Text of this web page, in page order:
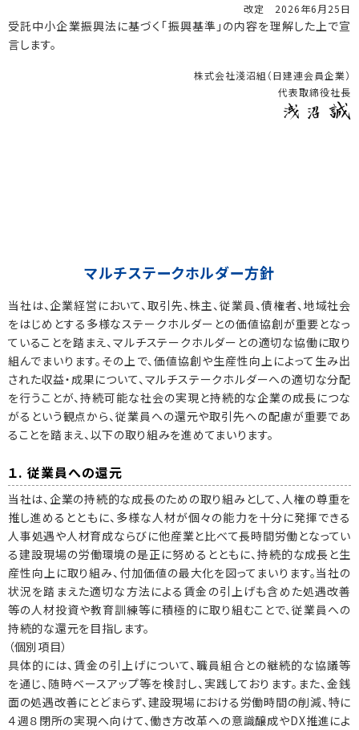
改定 2026年6月25日
受託中小企業振興法に基づく「振興基準」の内容を理解した上で宣
言します。
株式会社淺沼組（日建連会員企業）
代表取締役社長
マルチステークホルダー方針
当社は、企業経営において、取引先、株主、従業員、債権者、地域社会
をはじめとする多様なステークホルダーとの価値協創が重要となっ
ていることを踏まえ、マルチステークホルダーとの適切な協働に取り
組んでまいります。その上で、価値協創や生産性向上によって生み出
された収益・成果について、マルチステークホルダーへの適切な分配
を行うことが、持続可能な社会の実現と持続的な企業の成長につな
がるという観点から、従業員への還元や取引先への配慮が重要であ
ることを踏まえ、以下の取り組みを進めてまいります。
１. 従業員への還元
当社は、企業の持続的な成長のための取り組みとして、人権の尊重を
推し進めるとともに、多様な人材が個々の能力を十分に発揮できる
人事処遇や人材育成ならびに他産業と比べて長時間労働となってい
る建設現場の労働環境の是正に努めるとともに、持続的な成長と生
産性向上に取り組み、付加価値の最大化を図ってまいります。当社の
状況を踏まえた適切な方法による賃金の引上げも含めた処遇改善
等の人材投資や教育訓練等に積極的に取り組むことで、従業員への
持続的な還元を目指します。
（個別項目）
具体的には、賃金の引上げについて、職員組合との継続的な協議等
を通じ、随時ベースアップ等を検討し、実践しております。また、金銭
面の処遇改善にとどまらず、建設現場における労働時間の削減、特に
４週８閉所の実現へ向けて、働き方改革への意識醸成やDX推進によ